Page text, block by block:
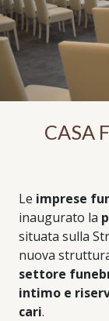
CASA
Le imprese
inaugurato la
situata sulla
nuova
settore
intimo e
cari.